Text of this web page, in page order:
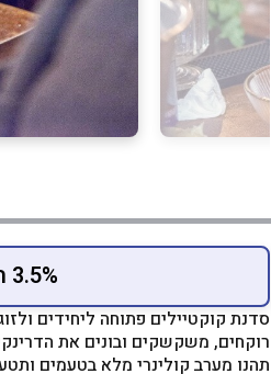
3.5% הנחה אוטומטית למשלמים בכרטיס המועדון
סדנת קוקטיילים פתוחה ליחידים
רוקחים, משקשקים ובונים את